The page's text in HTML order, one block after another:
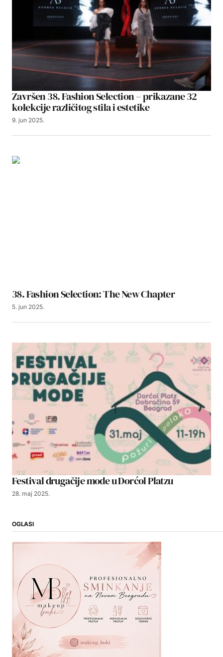
Završen 38. Fashion Selection – prikazane 32
kolekcije različitog stila i estetike
9. jun 2025.
38. Fashion Selection: The New Chapter
5. jun 2025.
Festival drugačije mode u Dorćol Platzu
28. maj 2025.
OGLASI